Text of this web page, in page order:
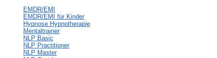
EMDR/EMI
EMDR/EMI für Kinder
Hypnose Hypnotherapie
Mentaltrainer
NLP Basic
NLP Practitioner
NLP Master